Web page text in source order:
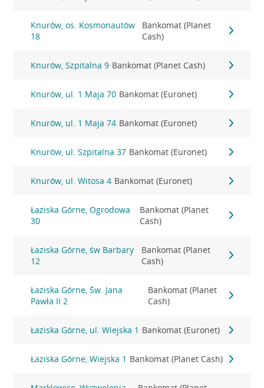
Knurów, os. Kosmonautów
18
Bankomat (Planet
Cash)
Knurów, Szpitalna 9 Bankomat (Planet Cash)
Knurów, ul. 1 Maja 70 Bankomat (Euronet)
Knurów, ul. 1 Maja 74 Bankomat (Euronet)
Knurów, ul. Szpitalna 37 Bankomat (Euronet)
Knurów, ul. Witosa 4 Bankomat (Euronet)
Łaziska Górne, Ogrodowa
30
Bankomat (Planet
Cash)
Łaziska Górne, św Barbary
12
Bankomat (Planet
Cash)
Łaziska Górne, Św. Jana
Pawła II 2
Bankomat (Planet
Cash)
Łaziska Górne, ul. Wiejska 1 Bankomat (Euronet)
Łaziska Górne, Wiejska 1 Bankomat (Planet Cash)